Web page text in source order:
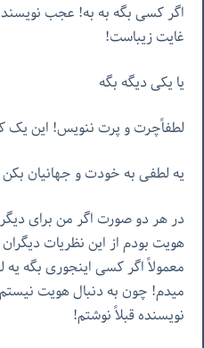
اگر کسی بگه به به! عجب
غایت زیباست!
یا یکی دیگه بگه
لطفاًچرت و پرت ننویس! این یک
یه لطفی به خودت و جهانیان
در هر دو صورت اگر من برای
هویت بودم از این نظریات
معمولاً اگر کسی اینجوری بگه یه
میدم! چون به دنبال هویت
نویسنده قبلاً نوشتم!